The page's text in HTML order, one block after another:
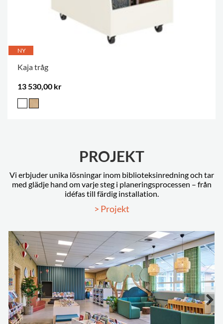
NY
Kaja tråg
13 530,00 kr
PROJEKT
Vi erbjuder unika lösningar inom biblioteksinredning och tar
med glädje hand om varje steg i planeringsprocessen – från
idéfas till färdig installation.
> Projekt